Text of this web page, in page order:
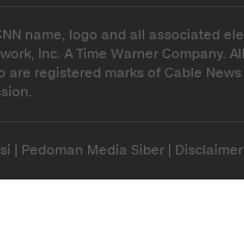
name, logo and all associated
Inc. A Time Warner Company.
are registered marks of Cable
Pedoman Media Siber Disclaimer